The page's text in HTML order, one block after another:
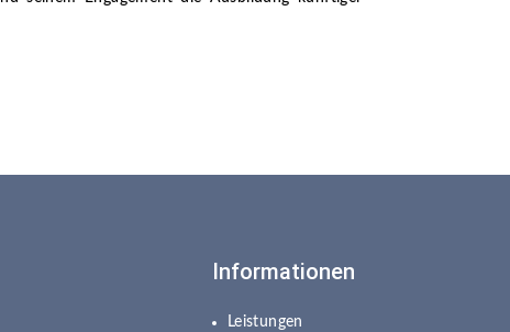
Informationen
Leistungen